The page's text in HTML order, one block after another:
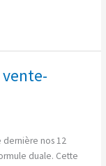
vente-
dernière nos 12
duale. Cette